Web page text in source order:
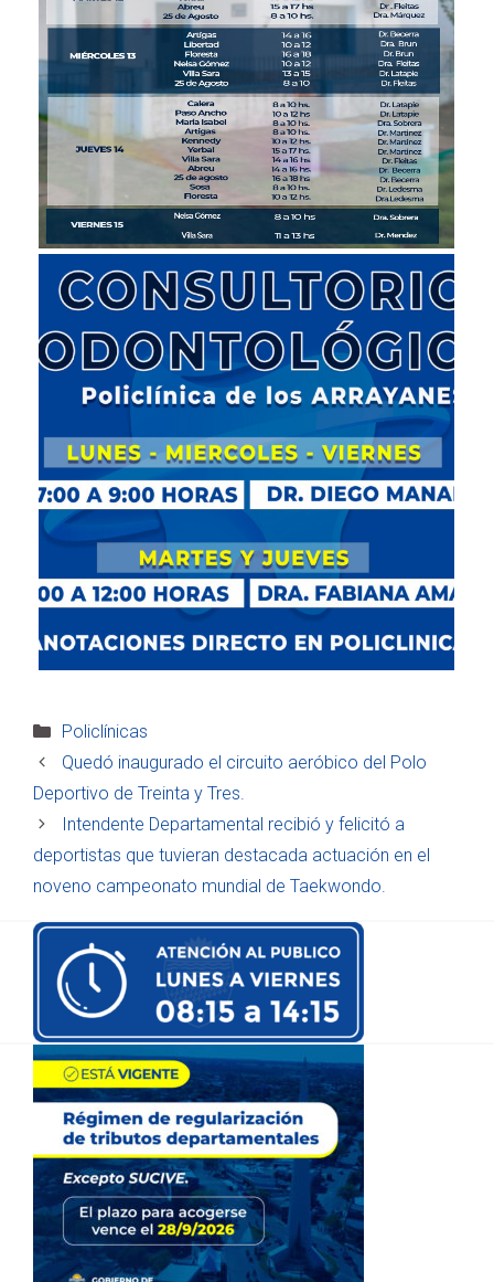
Categorías
Policlínicas
Quedó inaugurado el circuito aeróbico del Polo
Deportivo de Treinta y Tres.
Intendente Departamental recibió y felicitó a
deportistas que tuvieran destacada actuación en el
noveno campeonato mundial de Taekwondo.